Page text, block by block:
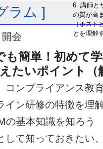
6. 講師と
の質が高
（ホスト
とを理解
ラム ]
会
も簡単！初めて
たいポイント（
コンプライアンス教
イン研修の特徴を理
の基本知識を知ろう
して知っておきたい